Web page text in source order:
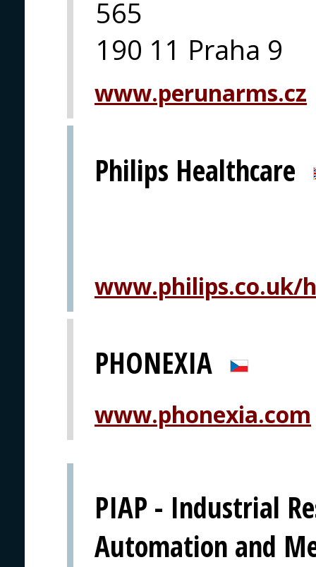
565
190 11 Praha 9
www.perunarms.cz
Philips Healthcare
www.philips.co.uk/
PHONEXIA
www.phonexia.com
PIAP - Industrial
Automation and